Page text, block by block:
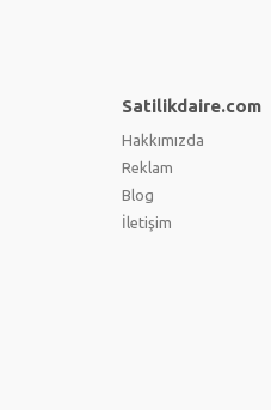
Satilikdaire.com
Hakkımızda
Reklam
Blog
İletişim